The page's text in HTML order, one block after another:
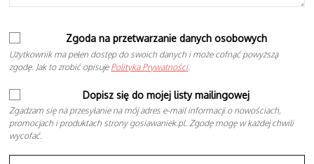
Zgoda na przetwarzanie danych osobowych
Użytkownik ma pełen dostęp do swoich danych i może cofnąć powyższą
zgodę. Jak to zrobić opisuje Polityka Prywatności.
Dopisz się do mojej listy mailingowej
Zgadzam się na przesyłanie na mój adres e-mail informacji o nowościach,
promocjach i produktach strony gosiawaniek.pl. Zgodę mogę w każdej chwili
wycofać.